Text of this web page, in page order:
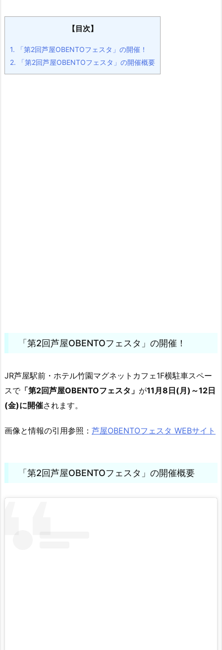
【目次】
1. 「第2回芦屋OBENTOフェスタ」の開催！
2. 「第2回芦屋OBENTOフェスタ」の開催概要
「第2回芦屋OBENTOフェスタ」の開催！
JR芦屋駅前・ホテル竹園マグネットカフェ1F横駐車スペー
スで「第2回芦屋OBENTOフェスタ」 が11月8日(月)～12日
(金)に開催されます。
画像と情報の引用参照： 芦屋OBENTOフェスタ WEBサイト
「第2回芦屋OBENTOフェスタ」の開催概要